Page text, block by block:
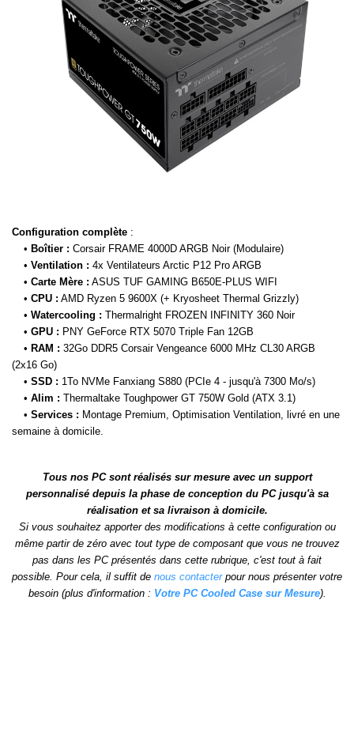
Configuration complète :
• Boîtier : Corsair FRAME 4000D ARGB Noir (Modulaire)
• Ventilation : 4x Ventilateurs Arctic P12 Pro ARGB
• Carte Mère : ASUS TUF GAMING B650E-PLUS WIFI
• CPU : AMD Ryzen 5 9600X (+ Kryosheet Thermal Grizzly)
• Watercooling : Thermalright FROZEN INFINITY 360 Noir
• GPU : PNY GeForce RTX 5070 Triple Fan 12GB
• RAM : 32Go DDR5 Corsair Vengeance 6000 MHz CL30 ARGB
(2x16 Go)
• SSD : 1To NVMe Fanxiang S880 (PCIe 4 - jusqu'à 7300 Mo/s)
• Alim : Thermaltake Toughpower GT 750W Gold (ATX 3.1)
• Services : Montage Premium, Optimisation Ventilation, livré en une
semaine à domicile.
Tous nos PC sont réalisés sur mesure avec un support
personnalisé depuis la phase de conception du PC jusqu'à sa
réalisation et sa livraison à domicile.
Si vous souhaitez apporter des modifications à cette configuration ou
même partir de zéro avec tout type de composant que vous ne trouvez
pas dans les PC présentés dans cette rubrique, c'est tout à fait
possible. Pour cela, il suffit de nous contacterpour nous présenter votre
besoin (plus d'information : Votre PC Cooled Case sur Mesure).